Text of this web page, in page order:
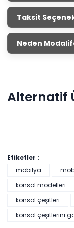
Ürün
Konsol
vazgeçilmez
değildir.
Taksit
Neden
Alternatif
Veyron Konsol
Renkler yükleniyor…
Zam
2025
fiyatları
devam
Etiketler :
mobilya
konsol modelleri
konsol çeşitleri
konsol çeşitlerini